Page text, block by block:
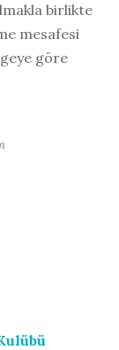
birlikte
mesafesi
göre